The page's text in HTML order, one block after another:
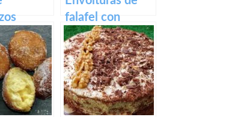
para el
con
falafel con
ensalada y
tsatsiki vegano